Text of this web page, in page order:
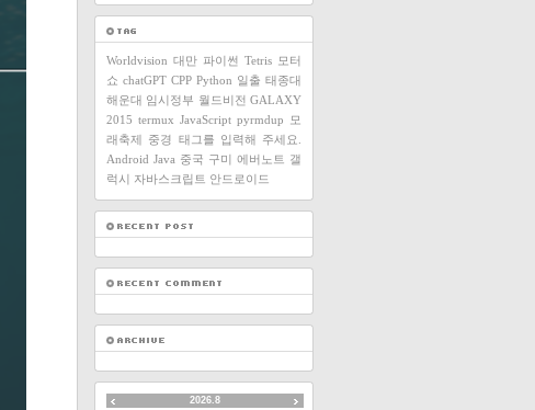
Worldvision 대만 파이썬 Tetris 모터
쇼 chatGPT CPP Python 일출 태종대
해운대 임시정부 월드비전 GALAXY
2015 termux JavaScript pyrmdup
모
래축제 중경 태그를 입력해 주세요.
Android Java 중국 구미 에버노트 갤
럭시 자바스크립트 안드로이드
2026.8